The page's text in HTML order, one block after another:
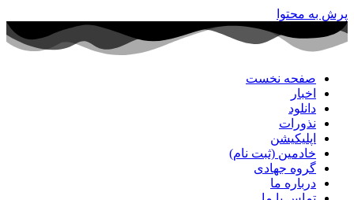
پرش به محتوا
صفحه نخست
اخبار
دانلود
نذورات
اپلیکیشن
خادمین (ثبت نام)
گروه جهادی
درباره ما